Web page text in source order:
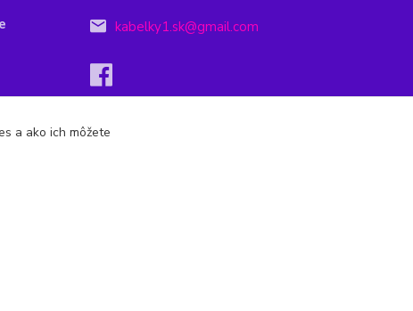
kabelky1.sk@gmail.com
a ako ich môžete